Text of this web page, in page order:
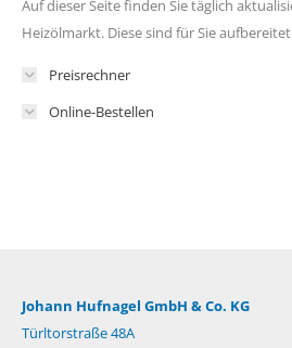
Auf dieser Seite finden Sie täglich
Heizölmarkt. Diese sind für Sie
Preisrechner
Online-Bestellen
Johann Hufnagel GmbH & Co. KG
Türltorstraße 48A